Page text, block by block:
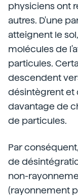
physiciens ont
autres. D'une
atteignent le
molécules de
particules.
descendent
désintègrent et
davantage de
de particules.
Par
de
non-
(rayonnement